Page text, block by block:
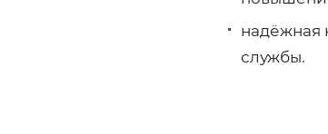
надёжная
службы.